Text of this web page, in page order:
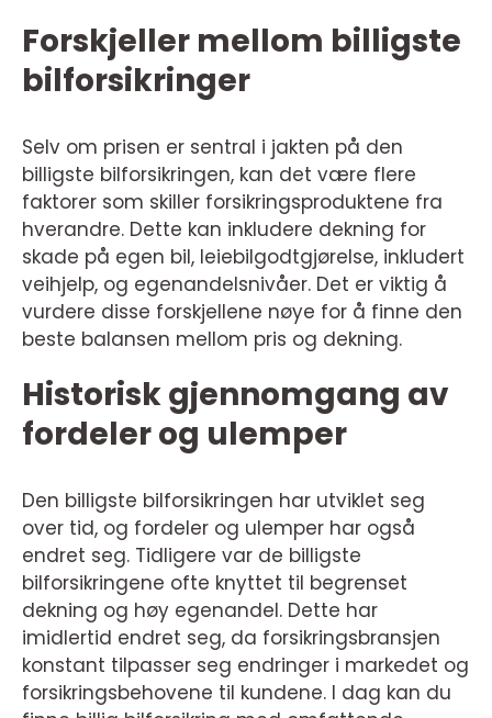
Forskjeller mellom billigste
bilforsikringer
Selv om prisen er sentral i jakten på den
billigste bilforsikringen, kan det være flere
faktorer som skiller forsikringsproduktene fra
hverandre. Dette kan inkludere dekning for
skade på egen bil, leiebilgodtgjørelse, inkludert
veihjelp, og egenandelsnivåer. Det er viktig å
vurdere disse forskjellene nøye for å finne den
beste balansen mellom pris og dekning.
Historisk gjennomgang av
fordeler og ulemper
Den billigste bilforsikringen har utviklet seg
over tid, og fordeler og ulemper har også
endret seg. Tidligere var de billigste
bilforsikringene ofte knyttet til begrenset
dekning og høy egenandel. Dette har
imidlertid endret seg, da forsikringsbransjen
konstant tilpasser seg endringer i markedet og
forsikringsbehovene til kundene. I dag kan du